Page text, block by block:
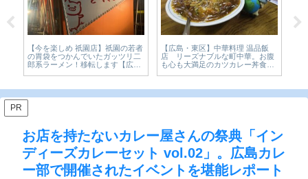
【今を楽しめ 祇園店】祇園の若者
の胃袋をつかんでいたガッツリ二
郎系ラーメン！移転します【広島
【広島・東区】中華料理 温品飯
店 リーズナブルな町中華。お腹
も心も大満足のカツカレー丼食べ
PR
お店を持たないカレー屋さんの祭典「イン
ディーズカレーセット vol.02」。広島カレ
ー部で開催されたイベントを堪能レポート